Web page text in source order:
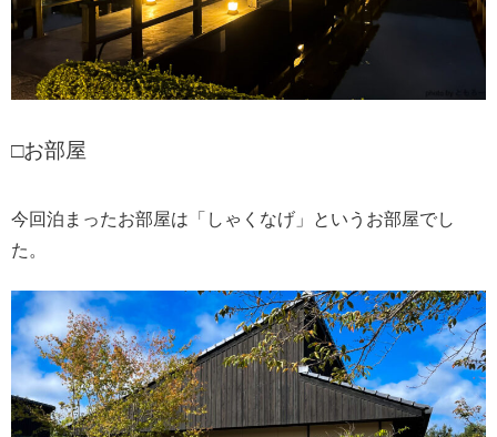
□お部屋
今回泊まったお部屋は「しゃくなげ」というお部屋でし
た。